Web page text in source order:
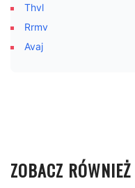
Thvl
Rrmv
Avaj
ZOBACZ RÓWNIEŻ